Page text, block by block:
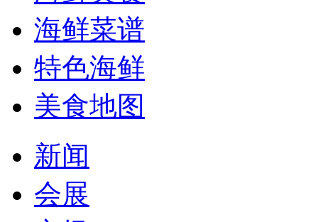
海鲜菜谱
特色海鲜
美食地图
新闻
会展